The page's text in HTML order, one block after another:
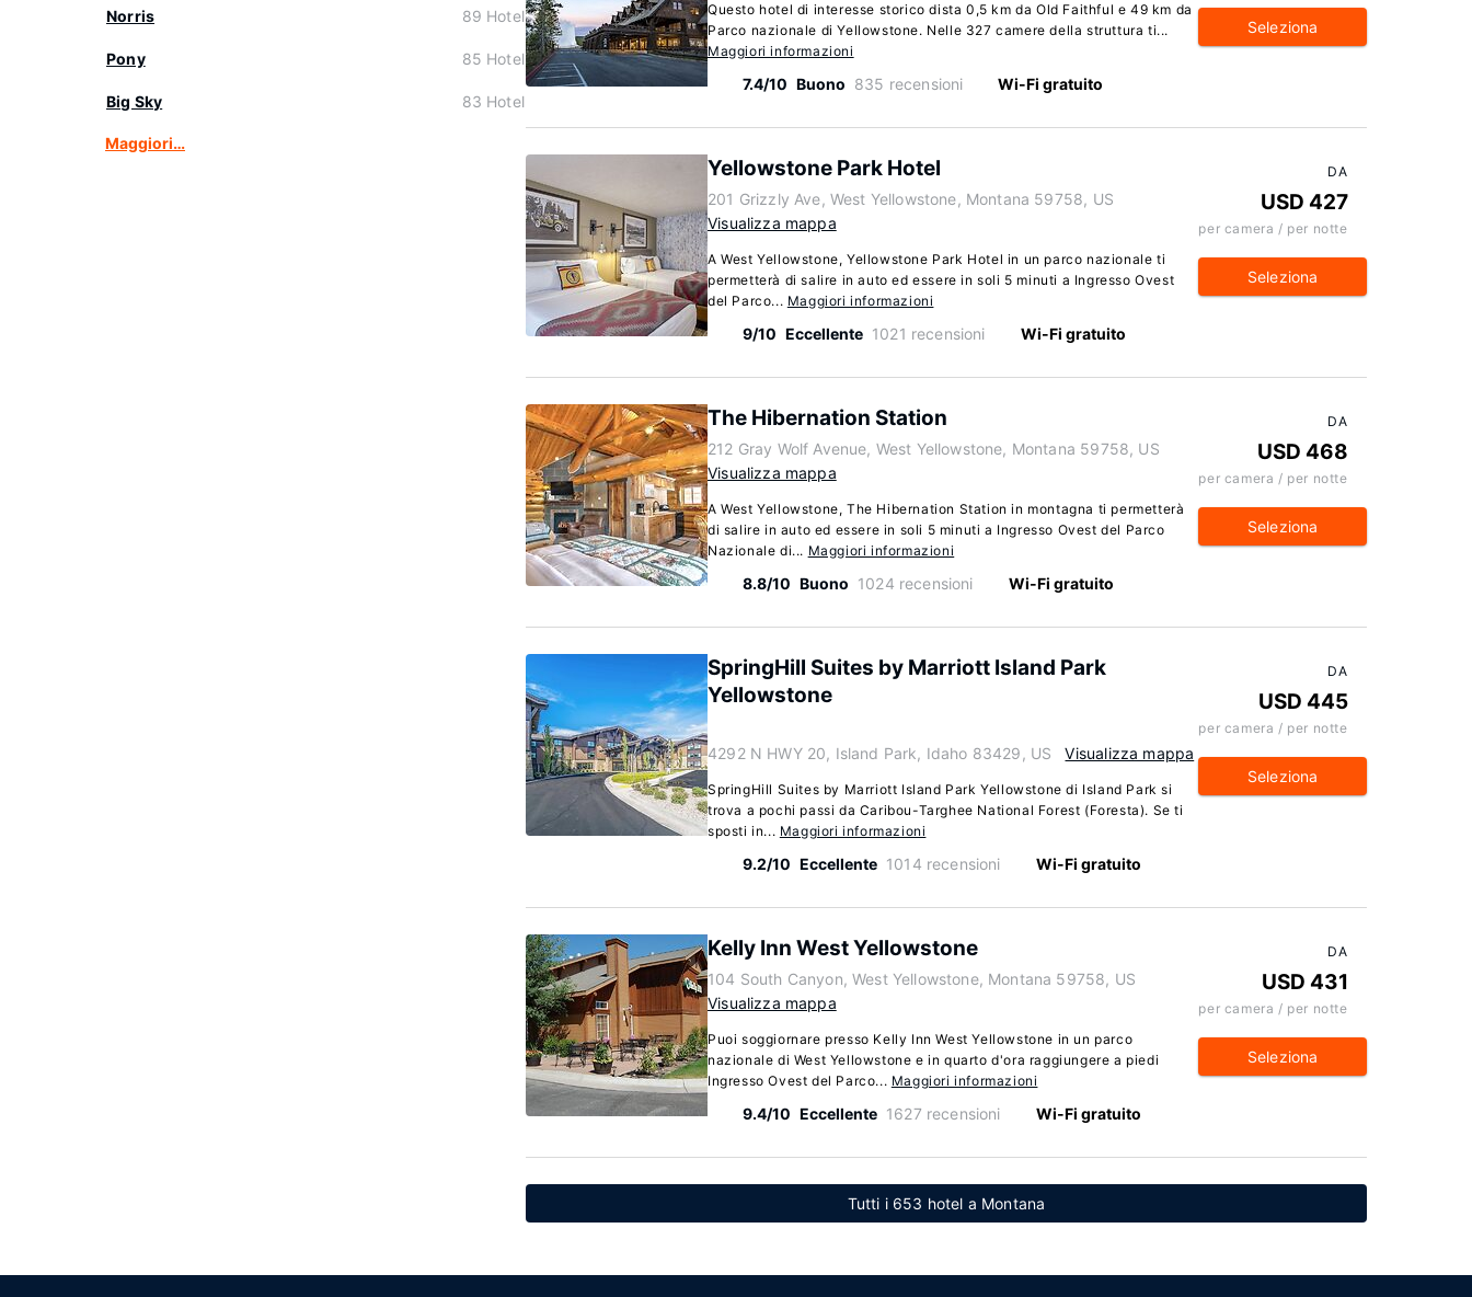
Norris 89 Hotel
Pony 85 Hotel
Big Sky 83 Hotel
Maggiori…
Questo hotel di interesse storico dista 0,5 km da Old Faithful e 49 km da
Parco nazionale di Yellowstone. Nelle 327 camere della struttura ti...
Maggiori informazioni
7.4/10 Buono 835 recensioni Wi-Fi gratuito
Seleziona
Yellowstone Park Hotel
201 Grizzly Ave, West Yellowstone, Montana 59758, US
Visualizza mappa
A West Yellowstone, Yellowstone Park Hotel in un parco nazionale ti
permetterà di salire in auto ed essere in soli 5 minuti a Ingresso Ovest
del Parco... Maggiori informazioni
9/10 Eccellente 1021 recensioni Wi-Fi gratuito
DA
USD 427
per camera / per notte
Seleziona
The Hibernation Station
212 Gray Wolf Avenue, West Yellowstone, Montana 59758, US
Visualizza mappa
A West Yellowstone, The Hibernation Station in montagna ti permetterà
di salire in auto ed essere in soli 5 minuti a Ingresso Ovest del Parco
Nazionale di... Maggiori informazioni
8.8/10 Buono 1024 recensioni Wi-Fi gratuito
DA
USD 468
per camera / per notte
Seleziona
SpringHill Suites by Marriott Island Park
Yellowstone
4292 N HWY 20, Island Park, Idaho 83429, US Visualizza mappa
SpringHill Suites by Marriott Island Park Yellowstone di Island Park si
trova a pochi passi da Caribou-Targhee National Forest (Foresta). Se ti
sposti in... Maggiori informazioni
9.2/10 Eccellente 1014 recensioni Wi-Fi gratuito
DA
USD 445
per camera / per notte
Seleziona
Kelly Inn West Yellowstone
104 South Canyon, West Yellowstone, Montana 59758, US
Visualizza mappa
Puoi soggiornare presso Kelly Inn West Yellowstone in un parco
nazionale di West Yellowstone e in quarto d'ora raggiungere a piedi
Ingresso Ovest del Parco... Maggiori informazioni
9.4/10 Eccellente 1627 recensioni Wi-Fi gratuito
DA
USD 431
per camera / per notte
Seleziona
Tutti i 653 hotel a Montana